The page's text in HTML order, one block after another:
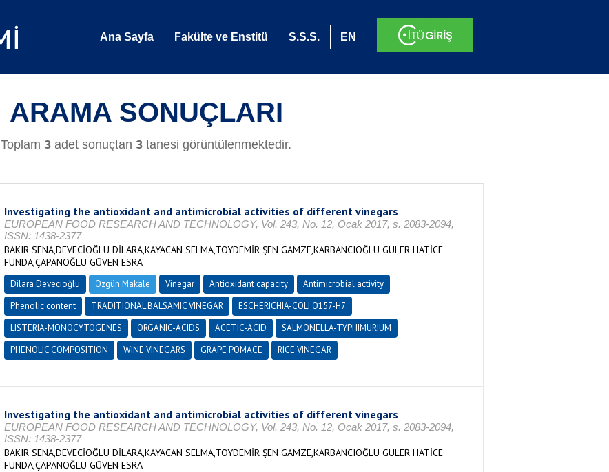
Ana Sayfa Fakülte ve Enstitü S.S.S. EN
ARAMA SONUÇLARI
Toplam 3 adet sonuçtan 3 tanesi görüntülenmektedir.
Investigating the antioxidant and antimicrobial activities of different vinegars
EUROPEAN FOOD RESEARCH AND TECHNOLOGY, Vol. 243, No. 12, Ocak 2017, s. 2083-2094,
ISSN: 1438-2377
BAKIR SENA,DEVECİOĞLU DİLARA,KAYACAN SELMA,TOYDEMİR ŞEN GAMZE,KARBANCIOĞLU GÜLER HATİCE
FUNDA,ÇAPANOĞLU GÜVEN ESRA
Dilara Devecioğlu Özgün Makale Vinegar Antioxidant capacity
Antimicrobial activity
Phenolic content
TRADITIONAL BALSAMIC VINEGAR
ESCHERICHIA-COLI O157-H7
LISTERIA-MONOCYTOGENES
ORGANIC-ACIDS ACETIC-ACID
SALMONELLA-TYPHIMURIUM
PHENOLIC COMPOSITION
WINE VINEGARS GRAPE POMACE RICE VINEGAR
Investigating the antioxidant and antimicrobial activities of different vinegars
EUROPEAN FOOD RESEARCH AND TECHNOLOGY, Vol. 243, No. 12, Ocak 2017, s. 2083-2094,
ISSN: 1438-2377
BAKIR SENA,DEVECİOĞLU DİLARA,KAYACAN SELMA,TOYDEMİR ŞEN GAMZE,KARBANCIOĞLU GÜLER HATİCE
FUNDA,ÇAPANOĞLU GÜVEN ESRA